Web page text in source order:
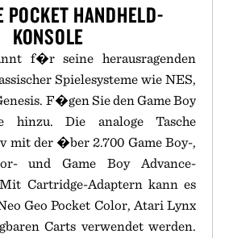
POCKET HANDHELD-
KONSOLE
f�r seine herausragenden
Spielesysteme wie NES,
F�gen Sie den Game Boy
hinzu. Die analoge Tasche
mit der �ber 2.700 Game Boy-,
und Game Boy Advance-
Cartridge-Adaptern kann es
Geo Pocket Color, Atari Lynx
Carts verwendet werden.